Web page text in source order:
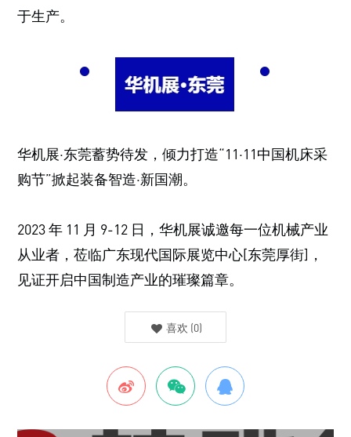
于生产。
华机展·东莞蓄势待发，倾力打造“11·11中国机床采
购节”掀起装备智造·新国潮。
2023 年 11 月 9-12 日，华机展诚邀每一位机械产业
从业者，莅临广东现代国际展览中心[东莞厚街]，
见证开启中国制造产业的璀璨篇章。
喜欢 (0)